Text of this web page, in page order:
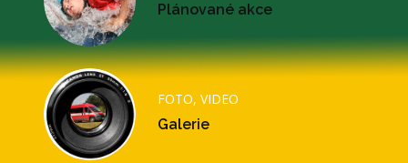
Plánované akce
FOTO, VIDEO
Galerie